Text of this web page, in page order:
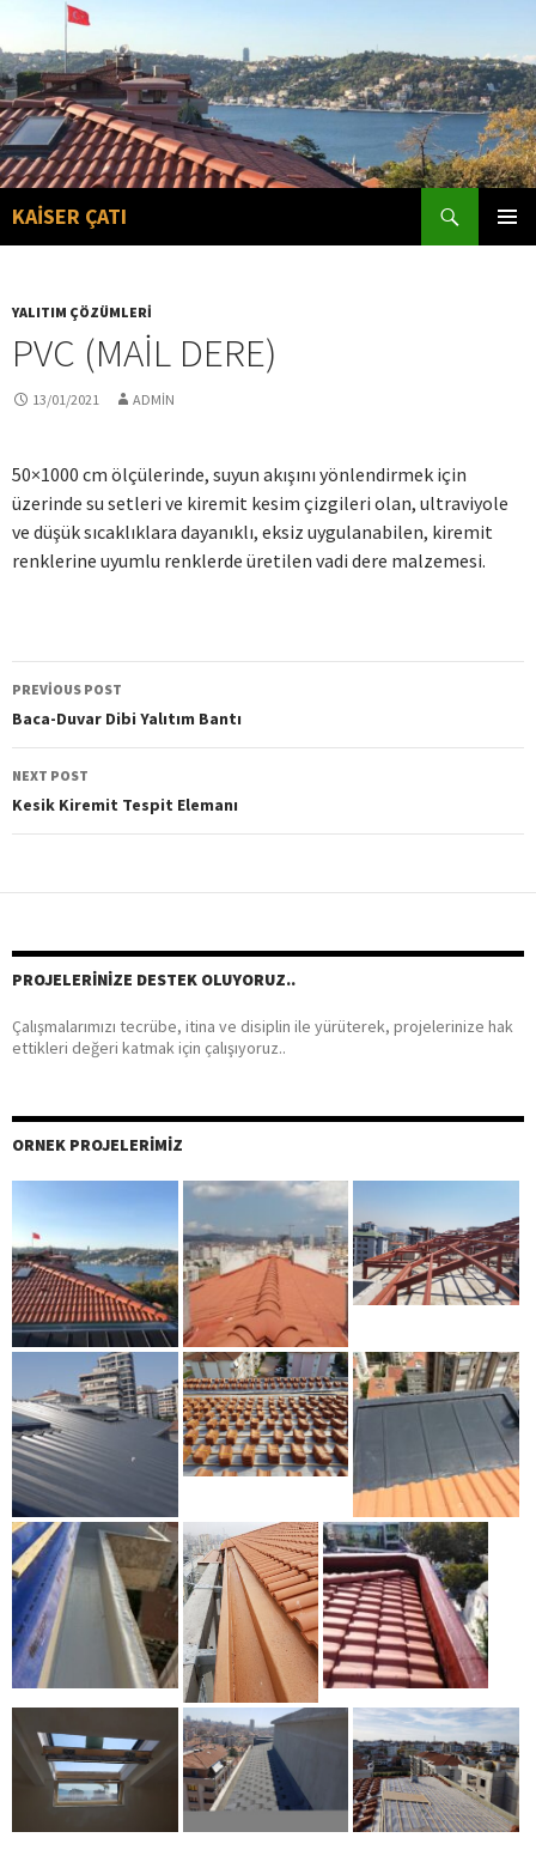
KAİSER ÇATI
Search
YALITIM ÇÖZÜMLERI
PVC (MAIL DERE)
13/01/2021 ADMIN
50×1000 cm ölçülerinde, suyun akışını yönlendirmek için
üzerinde su setleri ve kiremit kesim çizgileri olan, ultraviyole
ve düşük sıcaklıklara dayanıklı, eksiz uygulanabilen, kiremit
renklerine uyumlu renklerde üretilen vadi dere malzemesi.
Post
navigation
PREVIOUS POST
Baca-Duvar Dibi Yalıtım Bantı
NEXT POST
Kesik Kiremit Tespit Elemanı
PROJELERINIZE DESTEK OLUYORUZ..
Çalışmalarımızı tecrübe, itina ve disiplin ile yürüterek, projelerinize hak
ettikleri değeri katmak için çalışıyoruz..
ORNEK PROJELERIMIZ